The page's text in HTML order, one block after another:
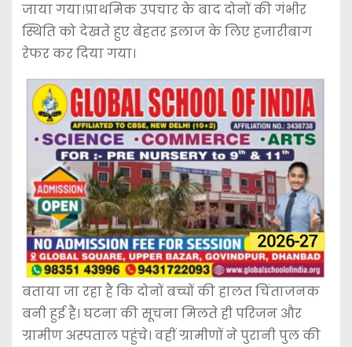
जाया गया।प्राथमिक उपचार के बाद दोनों की गंभीर
स्थिति को देखते हुए बेहतर इलाज के लिए हजारीबाग
रेफर कर दिया गया।
बताया जा रहा है कि दोनों बच्चों की हालत चिंताजनक
बनी हुई है। घटना की सूचना मिलते ही परिजन और
ग्रामीण अस्पताल पहुंचे। वहीं ग्रामीणों ने पुरानी पुल की